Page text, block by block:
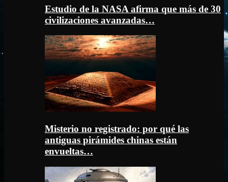
Estudio de la NASA afirma que más de 30
civilizaciones avanzadas…
Misterio no registrado: por qué las
antiguas pirámides chinas están
envueltas…